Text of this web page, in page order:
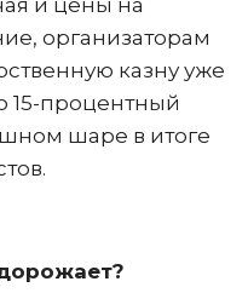
и цены на
организаторам
казну уже
15-процентный
шаре в итоге